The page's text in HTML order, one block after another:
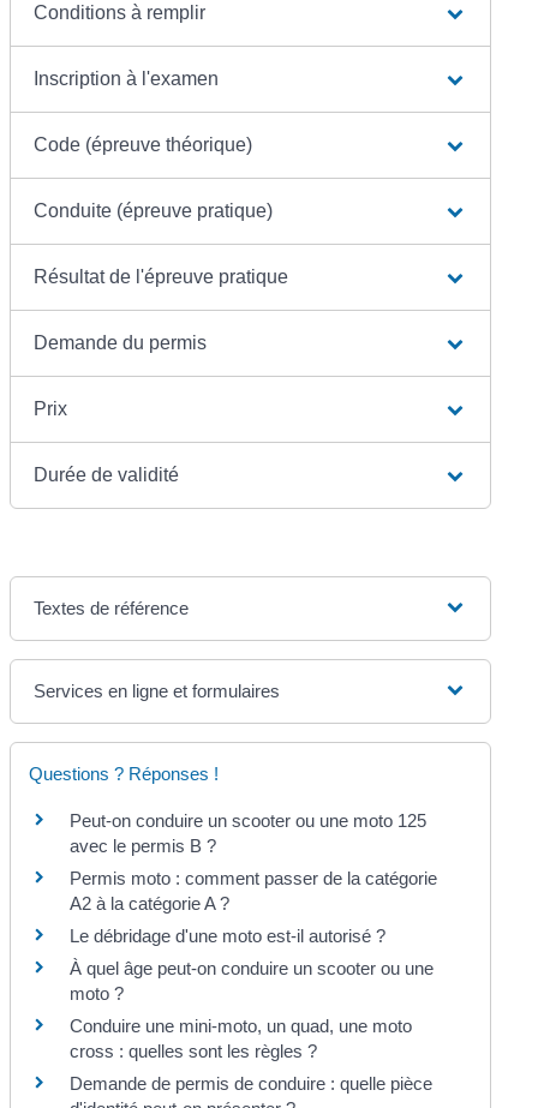
Conditions à remplir
Inscription à l'examen
Code (épreuve théorique)
Conduite (épreuve pratique)
Résultat de l'épreuve pratique
Demande du permis
Prix
Durée de validité
Textes de référence
Services en ligne et formulaires
Questions ? Réponses !
Peut-on conduire un scooter ou une moto 125
avec le permis B ?
Permis moto : comment passer de la catégorie
A2 à la catégorie A ?
Le débridage d'une moto est-il autorisé ?
À quel âge peut-on conduire un scooter ou une
moto ?
Conduire une mini-moto, un quad, une moto
cross : quelles sont les règles ?
Demande de permis de conduire : quelle pièce